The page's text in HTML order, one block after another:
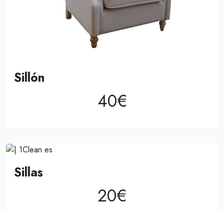
Sillón
40€
Sillas
20€